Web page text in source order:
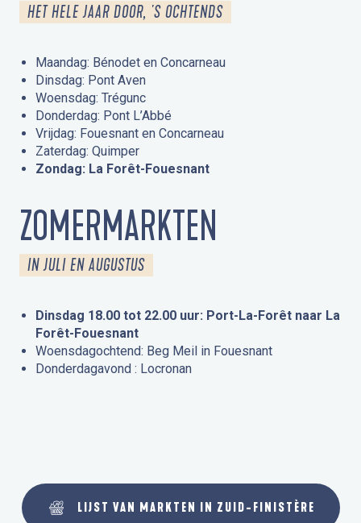
HET HELE JAAR DOOR, 'S OCHTENDS
Maandag: Bénodet en Concarneau
Dinsdag: Pont Aven
Woensdag: Trégunc
Donderdag: Pont L’Abbé
Vrijdag: Fouesnant en Concarneau
Zaterdag: Quimper
Zondag: La Forêt-Fouesnant
ZOMERMARKTEN
IN JULI EN AUGUSTUS
Dinsdag 18.00 tot 22.00 uur: Port-La-Forêt naar La
Forêt-Fouesnant
Woensdagochtend: Beg Meil in Fouesnant
Donderdagavond : Locronan
LIJST VAN MARKTEN IN ZUID-FINISTÈRE